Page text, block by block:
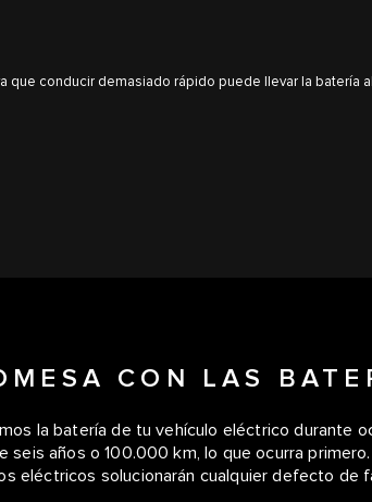
que conducir demasiado rápido puede llevar la batería al
CON LAS
la batería de tu vehículo eléctrico durante
seis años o 100.000 km, lo que ocurra
eléctricos solucionarán cualquier defecto de